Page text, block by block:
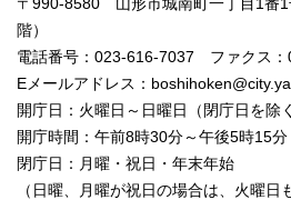
〒990-8580 山形市城南町一丁目1番1
階）
電話番号：023-616-7037 ファクス：
Eメールアドレス：
開庁日：火曜日～日曜日（閉庁日を除
開庁時間：午前8時30分～午後5時15分
閉庁日：月曜・祝日・年末年始
（日曜、月曜が祝日の場合は、火曜